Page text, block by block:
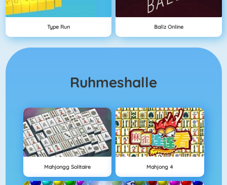
Type Run Ballz Online
Ruhmeshalle
Mahjongg Solitaire Mahjong 4